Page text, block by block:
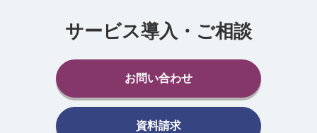
サービス導入・ご相談
お問い合わせ
資料請求